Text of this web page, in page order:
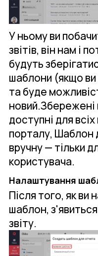
У ньому ви
звітів, він нам і
будуть
шаблони (якщо ви
та буде
доступні для
порталу, Шаблон
вручну — тільки
користувача.
Налаштування
Після того, як ви
шаблон,
звіту.